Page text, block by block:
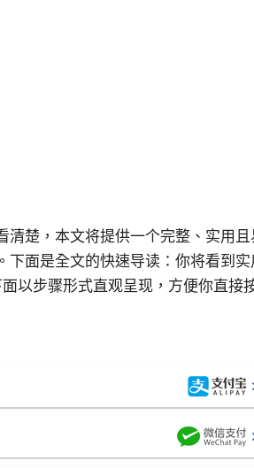
楚，本文将提供一个完整、实用
面是全文的快速导读：你将看到实
以步骤形式直观呈现，方便你直接